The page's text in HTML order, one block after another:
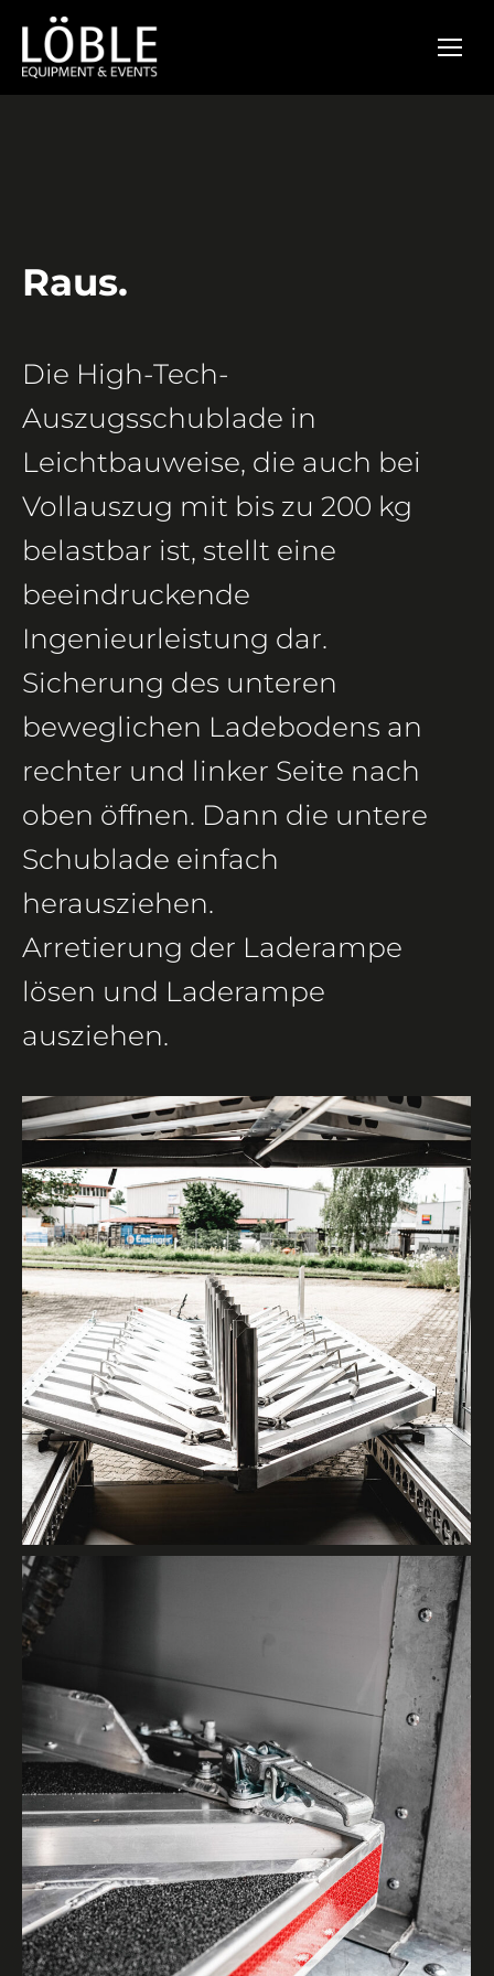
Raus.
Die High-Tech-
Auszugsschublade in
Leichtbauweise, die auch bei
Vollauszug mit bis zu 200 kg
belastbar ist, stellt eine
beeindruckende
Ingenieurleistung dar.
Sicherung des unteren
beweglichen Ladebodens an
rechter und linker Seite nach
oben öffnen. Dann die untere
Schublade einfach
herausziehen.
Arretierung der Laderampe
lösen und Laderampe
ausziehen.